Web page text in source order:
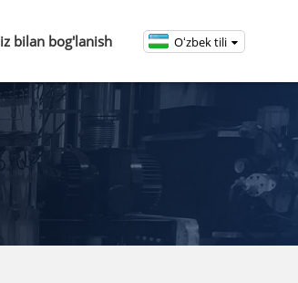
bilan bog'lanish Oʻzbek tili